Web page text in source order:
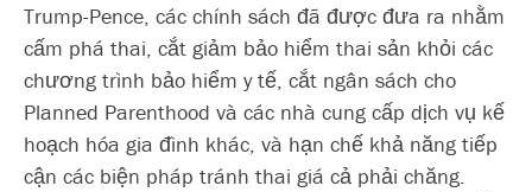
Trump-Pence, các chính sách đã được đưa ra nhằm
cấm phá thai, cắt giảm bảo hiểm thai sản khỏi các
chương trình bảo hiểm y tế, cắt ngân sách cho
Planned Parenthood và các nhà cung cấp dịch vụ kế
hoạch hóa gia đình khác, và hạn chế khả năng tiếp
cận các biện pháp tránh thai giá cả phải chăng.